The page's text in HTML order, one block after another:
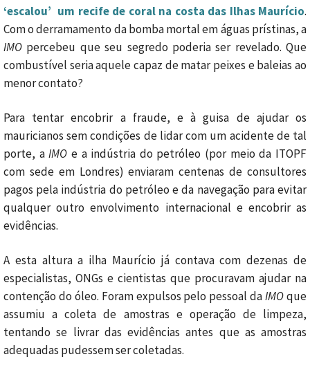
‘escalou’ um recife de coral na costa das Ilhas Maurício.
Com o derramamento da bomba mortal em águas prístinas, a
IMO percebeu que seu segredo poderia ser revelado. Que
combustível seria aquele capaz de matar peixes e baleias ao
menor contato?
Para tentar encobrir a fraude, e à guisa de ajudar os
mauricianos sem condições de lidar com um acidente de tal
porte, aIMO e a indústria do petróleo (por meio da ITOPF
com sede em Londres) enviaram centenas de consultores
pagos pela indústria do petróleo e da navegação para evitar
qualquer outro envolvimento internacional e encobrir as
evidências.
A esta altura a ilha Maurício já contava com dezenas de
especialistas, ONGs e cientistas que procuravam ajudar na
contenção do óleo. Foram expulsos pelo pessoal daIMOque
assumiu a coleta de amostras e operação de limpeza,
tentando se livrar das evidências antes que as amostras
adequadas pudessem ser coletadas.